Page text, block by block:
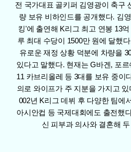
전 국가대표 골키퍼 김영광이 축구
량 보유 비하인드를 공개했다. 김
킹'에 출연해 K리그 최고 연봉 13
루 최대 수당이 1500만 원에 달했
유로운 재정 상황 덕분에 차량을
있다고 말했다. 현재는 G바겐, 포
11 카브리올레 등 3대를 보유 중이
의로 와이프가 주 지분을 가지고
002년 K리그 데뷔 후 다양한 팀에
아시안컵 등 국제대회에도 출전했
신 피부과 의사와 결혼해